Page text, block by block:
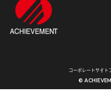
コーポレートサイト
©